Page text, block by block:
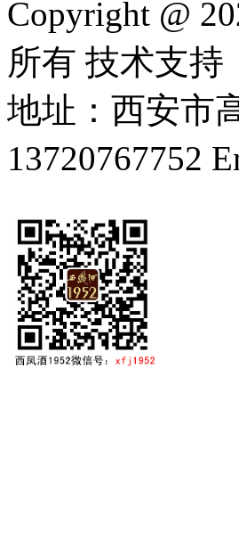
Copyright @
所有 技术支持
地址：西安市
13720767752